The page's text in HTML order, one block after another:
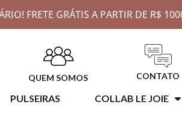
FRETE GRÁTIS A PARTIR DE R$
QUEM SOMOS CONTATO
PULSEIRAS COLLAB LE JOIE